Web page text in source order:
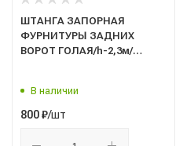
ШТАНГА ЗАПОРНАЯ
ФУРНИТУРЫ ЗАДНИХ
ВОРОТ ГОЛАЯ/h-2,3м/
В наличии
800₽/шт